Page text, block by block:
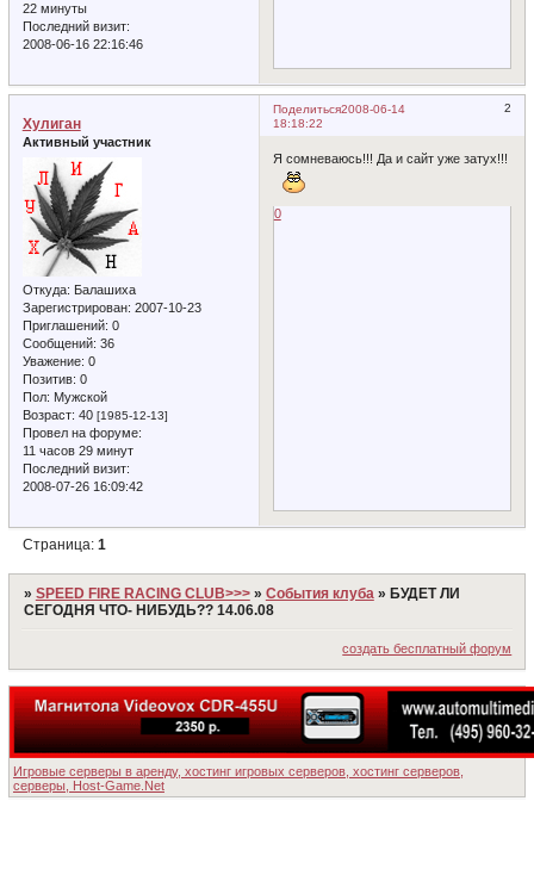
22 минуты
Последний визит:
2008-06-16 22:16:46
Поделиться 2
2008-06-14
18:18:22
Хулиган
Активный участник
Откуда: Балашиха
Зарегистрирован: 2007-10-23
Приглашений: 0
Сообщений: 36
Уважение: 0
Позитив: 0
Пол: Мужской
Возраст: 40 [1985-12-13]
Провел на форуме:
11 часов 29 минут
Последний визит:
2008-07-26 16:09:42
Я сомневаюсь!!! Да и сайт уже затух!!!
0
Страница: 1
» SPEED FIRE RACING CLUB>>> » События клуба » БУДЕТ ЛИ
СЕГОДНЯ ЧТО- НИБУДЬ?? 14.06.08
создать бесплатный форум
Игровые серверы в аренду, хостинг игровых серверов, хостинг серверов,
серверы, Host-Game.Net